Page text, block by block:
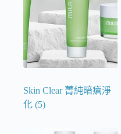
Skin Clear 菁純暗瘡淨
化 (5)